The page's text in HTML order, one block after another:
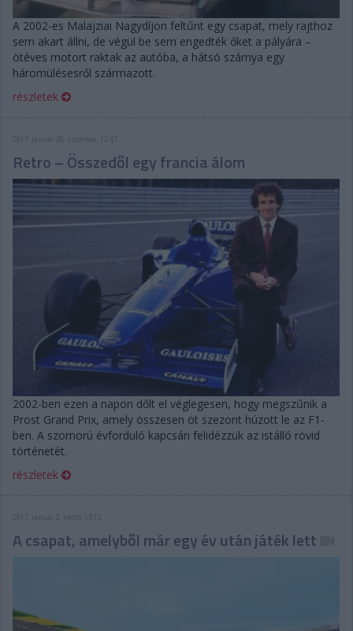
A 2002-es Malajziai Nagydíjon feltűnt egy csapat, mely rajthoz
sem akart állni, de végül be sem engedték őket a pályára –
ötéves motort raktak az autóba, a hátsó szárnya egy
háromülésesről származott.
részletek
2017. január 28. szombat, 12:47
Retro – Összedől egy francia álom
2002-ben ezen a napon dőlt el véglegesen, hogy megszűnik a
Prost Grand Prix, amely összesen öt szezont húzott le az F1-
ben. A szomorú évforduló kapcsán felidézzük az istálló rövid
történetét.
részletek
2017. január 2. hétfő, 13:12
A csapat, amelyből már egy év után játék lett